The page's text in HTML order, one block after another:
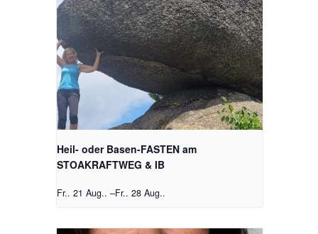
Heil- oder Basen-FASTEN am
STOAKRAFTWEG & IB
Fr.. 21 Aug.. –Fr.. 28 Aug..